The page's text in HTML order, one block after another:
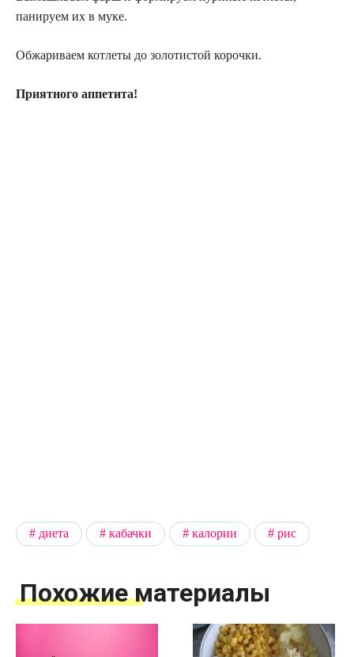
панируем их в муке.
Обжариваем котлеты до золотистой корочки.
Приятного аппетита!
диета кабачки калории рис
Похожие материалы